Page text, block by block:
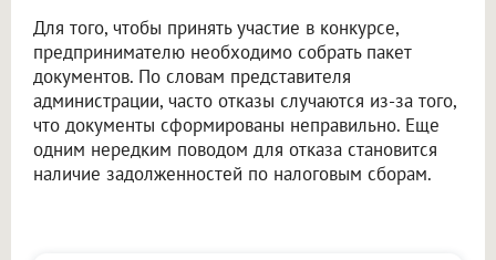
Для того, чтобы принять участие в конкурсе,
предпринимателю необходимо собрать пакет
документов. По словам представителя
администрации, часто отказы случаются из-за того,
что документы сформированы неправильно. Еще
одним нередким поводом для отказа становится
наличие задолженностей по налоговым сборам.